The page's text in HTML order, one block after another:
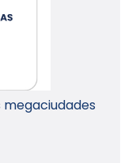
megaciudades